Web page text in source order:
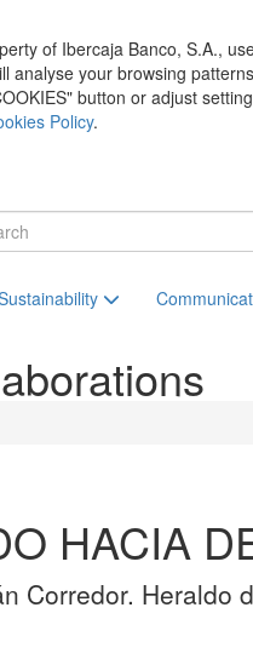
of Ibercaja Banco, S.A.,
your browsing
button or adjust
Policy.
HACIA
Corredor. Heraldo